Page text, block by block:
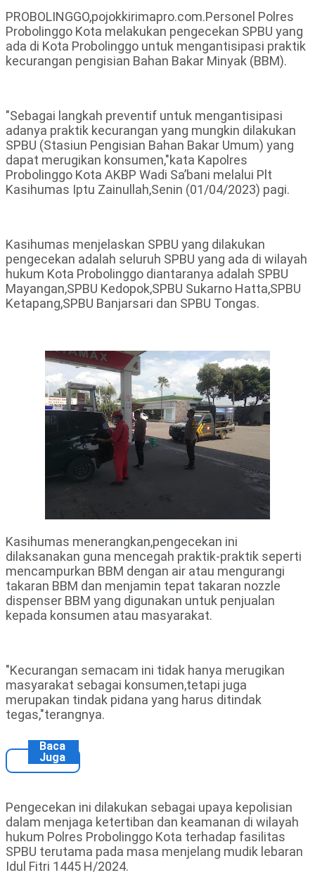
PROBOLINGGO,pojokkirimapro.com.Personel Polres
Probolinggo Kota melakukan pengecekan SPBU yang
ada di Kota Probolinggo untuk mengantisipasi praktik
kecurangan pengisian Bahan Bakar Minyak (BBM).
"Sebagai langkah preventif untuk mengantisipasi
adanya praktik kecurangan yang mungkin dilakukan
SPBU (Stasiun Pengisian Bahan Bakar Umum) yang
dapat merugikan konsumen,"kata Kapolres
Probolinggo Kota AKBP Wadi Sa’bani melalui Plt
Kasihumas Iptu Zainullah,Senin (01/04/2023) pagi.
Kasihumas menjelaskan SPBU yang dilakukan
pengecekan adalah seluruh SPBU yang ada di wilayah
hukum Kota Probolinggo diantaranya adalah SPBU
Mayangan,SPBU Kedopok,SPBU Sukarno Hatta,SPBU
Ketapang,SPBU Banjarsari dan SPBU Tongas.
Kasihumas menerangkan,pengecekan ini
dilaksanakan guna mencegah praktik-praktik seperti
mencampurkan BBM dengan air atau mengurangi
takaran BBM dan menjamin tepat takaran nozzle
dispenser BBM yang digunakan untuk penjualan
kepada konsumen atau masyarakat.
"Kecurangan semacam ini tidak hanya merugikan
masyarakat sebagai konsumen,tetapi juga
merupakan tindak pidana yang harus ditindak
tegas,"terangnya.
Baca
Juga
Pengecekan ini dilakukan sebagai upaya kepolisian
dalam menjaga ketertiban dan keamanan di wilayah
hukum Polres Probolinggo Kota terhadap fasilitas
SPBU terutama pada masa menjelang mudik lebaran
Idul Fitri 1445 H/2024.